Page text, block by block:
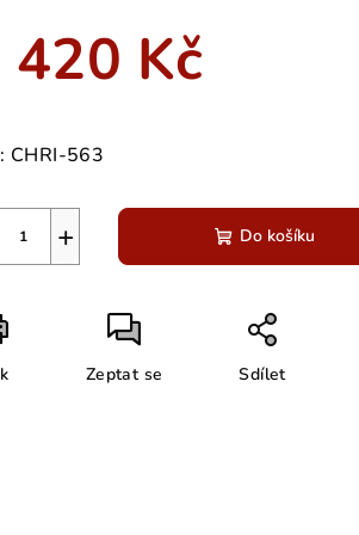
420 Kč
CHRI-563
+ Do košíku
Zeptat se Sdílet